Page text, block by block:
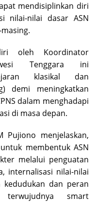
mendisiplinkan diri
nilai-nilai dasar ASN
oleh Koordinator
Tenggara ini
klasikal dan
demi meningkatkan
dalam menghadapi
di masa depan.
Pujiono menjelaskan,
membentuk ASN
melalui penguatan
internalisasi nilai-nilai
kedudukan dan peran
smart